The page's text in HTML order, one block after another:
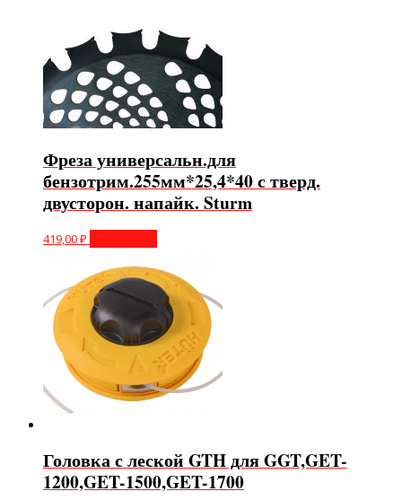
Фреза универсальн.для
бензотрим.255мм*25,4*40 с тверд.
двусторон. напайк. Sturm
419,00₽
Головка с леской GTH для GGT,GET-
1200,GET-1500,GET-1700